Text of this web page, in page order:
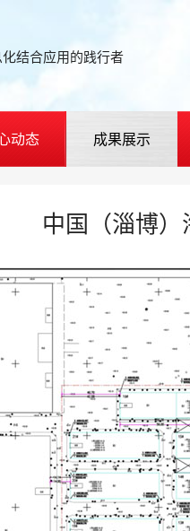
结合应用的践行者
动态 成果展示
中国（淄博